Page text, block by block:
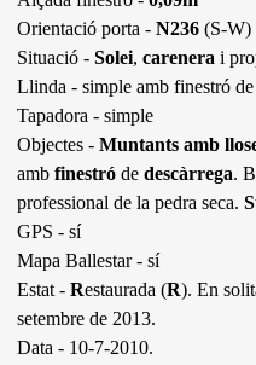
Orientació porta -N236 (S-W)
Situació -Solei,carenerai
Llinda - simple amb finestró de
Tapadora - simple
Objectes -Muntants amb
ambfinestróde descàrrega.
professional de la pedra seca.
GPS - sí
Mapa Ballestar - sí
Estat -Restaurada (R). En
setembre de 2013.
Data - 10-7-2010.